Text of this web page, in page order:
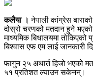
कलैया । नेपाली कांग्रेस
दोस्रो चरणको मतदान हुने
माध्यमिक बिधालयमा
बिश्वास एफ एम लाई जानकारी
फागुन २५ अथार्त हिजो भएको
५१ प्रतिशत ल्याउन सकेनन्।